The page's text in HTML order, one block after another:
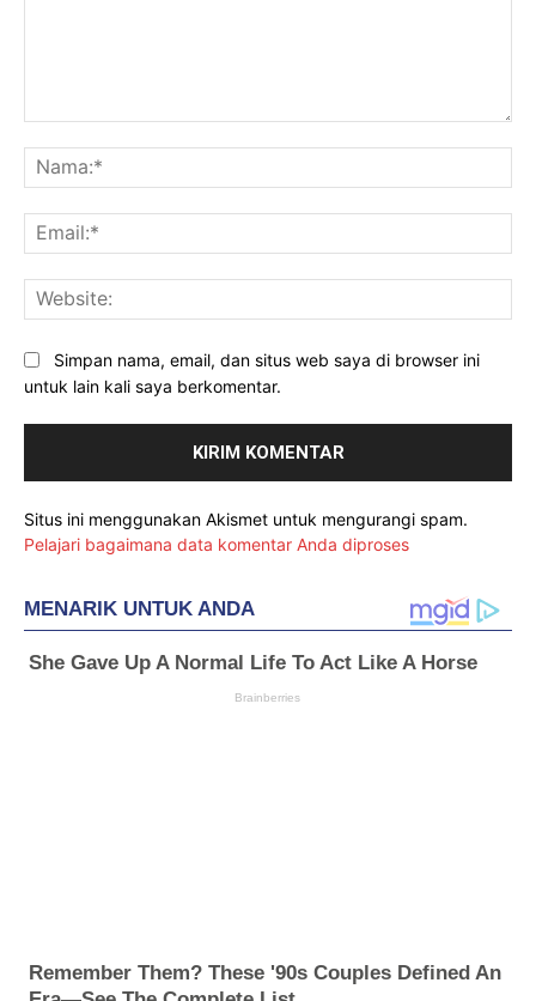
Simpan nama, email, dan situs web saya di browser ini
untuk lain kali saya berkomentar.
Situs ini menggunakan Akismet untuk mengurangi spam.
Pelajari bagaimana data komentar Anda diproses